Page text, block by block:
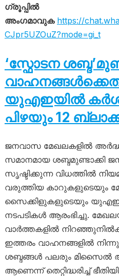
ഗ്രൂപ്പിൽ
അംഗമാവുക https://
CJpr5UZOuZ?mode=gi_t
‘സ്ഫോടന
യുഎഇയിൽ
പിഴയും 12
ജനവാസ മേഖലകളിൽ
സമാനമായ ശബ്ദമുണ്ടാക്കി
സൃഷ്ടിക്കുന്ന വിധത്തിൽ
വരുത്തിയ കാറുകളുടെയും
സൈക്കിളുകളുടെയും
നടപടികൾ ആരംഭിച്ചു.
വാർത്തകളിൽ
ഇത്തരം വാഹനങ്ങളിൽ
ശബ്ദങ്ങൾ പലരും
ആണെന്ന് തെറ്റിദ്ധരിച്ച്